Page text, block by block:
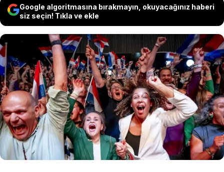
Google algoritmasına bırakmayın, okuyacağınız haberi
siz seçin! Tıkla ve ekle
Hollandalı milyonlarca vatandaş sandık
başına gitti. 150 sandalye için yapılan
seçimlerde Türk rüzgarı esti. Türkiye düşmanı
parti liderliği kaybederken Türk asıllı partinin
liderini neredeyse oylarını korudu.